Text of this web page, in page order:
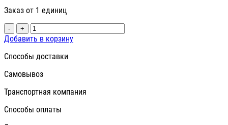
Заказ от 1 единиц
- +
Добавить в корзину
Способы доставки
Самовывоз
Транспортная компания
Способы оплаты